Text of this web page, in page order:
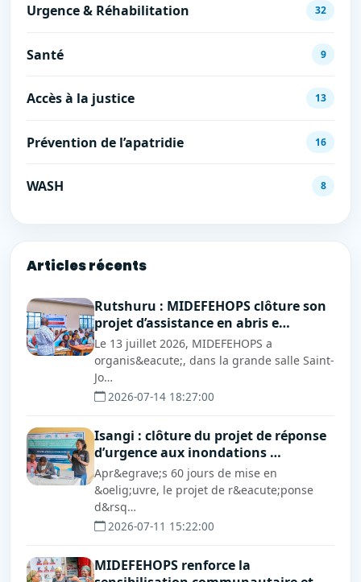
Urgence & Réhabilitation 32
Santé 9
Accès à la justice 13
Prévention de l’apatridie 16
WASH 8
Articles récents
Rutshuru : MIDEFEHOPS clôture son
projet d’assistance en abris e…
Le 13 juillet 2026, MIDEFEHOPS a
organis&eacute;, dans la grande salle Saint-
Jo…
2026-07-14 18:27:00
Isangi : clôture du projet de réponse
d’urgence aux inondations …
Apr&egrave;s 60 jours de mise en
&oelig;uvre, le projet de r&eacute;ponse
d&rsq…
2026-07-11 15:22:00
MIDEFEHOPS renforce la